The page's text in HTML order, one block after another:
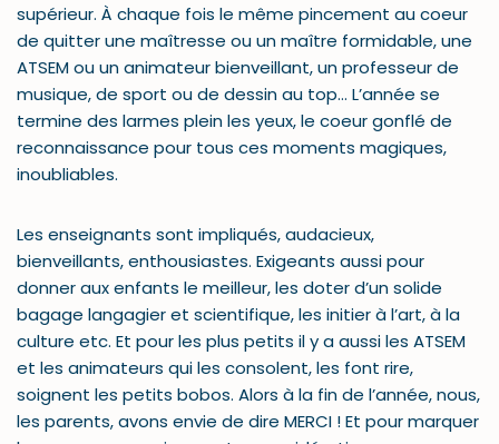
supérieur. À chaque fois le même pincement au coeur
de quitter une maîtresse ou un maître formidable, une
ATSEM ou un animateur bienveillant, un professeur de
musique, de sport ou de dessin au top… L’année se
termine des larmes plein les yeux, le coeur gonflé de
reconnaissance pour tous ces moments magiques,
inoubliables.
Les enseignants sont impliqués, audacieux,
bienveillants, enthousiastes. Exigeants aussi pour
donner aux enfants le meilleur, les doter d’un solide
bagage langagier et scientifique, les initier à l’art, à la
culture etc. Et pour les plus petits il y a aussi les ATSEM
et les animateurs qui les consolent, les font rire,
soignent les petits bobos. Alors à la fin de l’année, nous,
les parents, avons envie de dire MERCI ! Et pour marquer